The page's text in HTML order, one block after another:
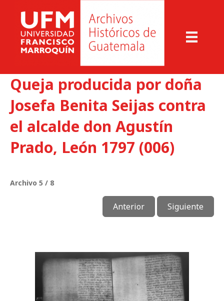
Queja producida por doña
Josefa Benita Seijas contra
el alcalde don Agustín
Prado, León 1797 (006)
Archivo 5 / 8
Anterior Siguiente